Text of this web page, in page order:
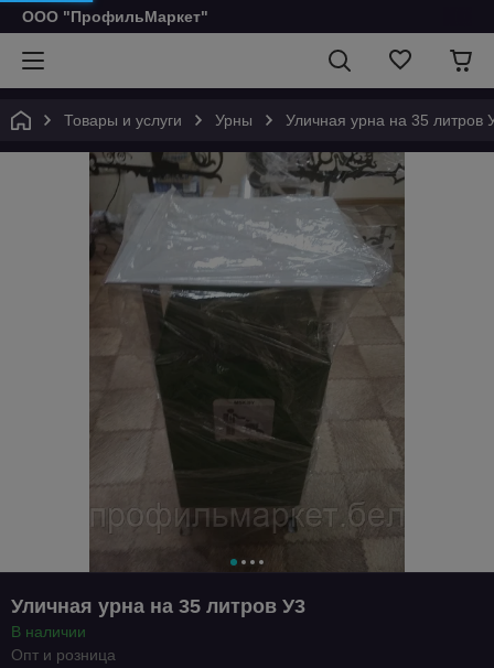
ООО "ПрофильМаркет"
Товары и услуги Урны Уличная урна на 35 литров
Уличная урна на 35 литров У3
В наличии
Опт и розница